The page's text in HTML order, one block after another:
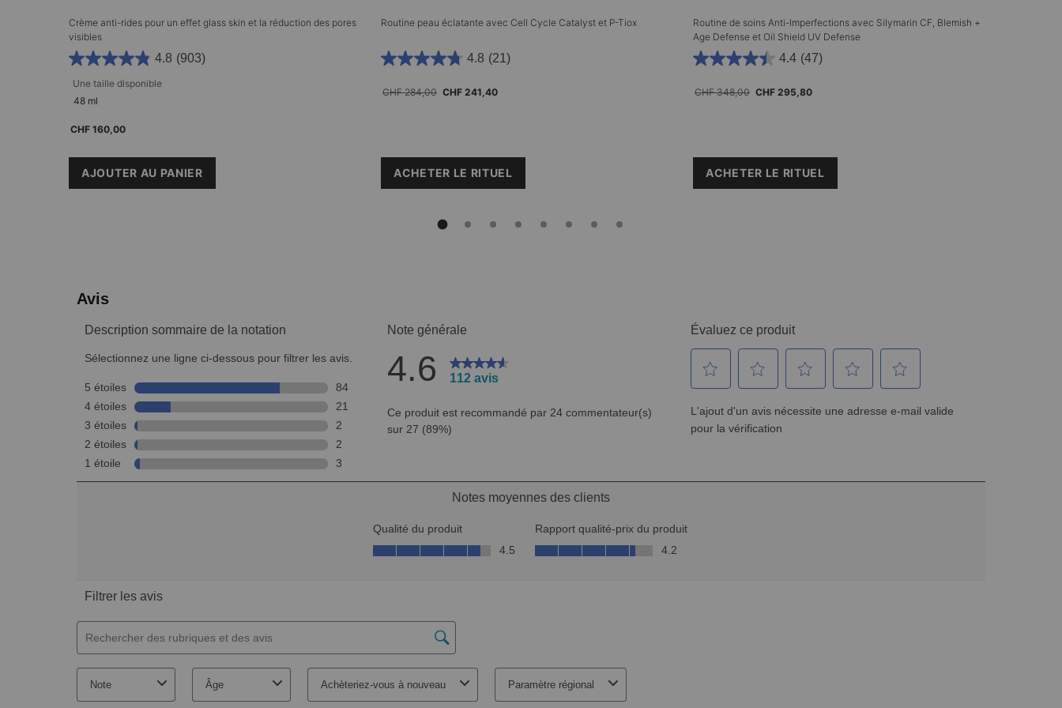
Crème anti-rides pour un effet glass skin et la réduction des pores
visibles
4.8 (903)
Une taille disponible​
48 ml
CHF 160,00
AJOUTER AU PANIER
P-TIOX CREAM
Routine peau éclatante avec Cell Cycle Catalyst et P-Tiox
4.8 (21)
Ancien prix
CHF 284,00 Nouveau prix
CHF 241,40
ACHETER LE RITUEL
DAILY DUO: GLASS SKIN
Routine de soins Anti-Imperfections avec Silymarin CF, Blemish +
Age Defense et Oil Shield UV Defense
4.4 (47)
Ancien prix
CHF 348,00 Nouveau prix
CHF 295,80
ACHETER LE RITUEL
ROUTINE DES SOIN: ANTI-IMPERFECTIONS